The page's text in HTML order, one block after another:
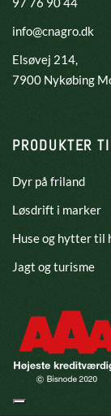
info@cnagro.dk
Elsøvej 214,
​7900 Nykøbing
PRODUKTER
Dyr på friland
Løsdrift i marker
Huse og hytter til
Jagt og turisme